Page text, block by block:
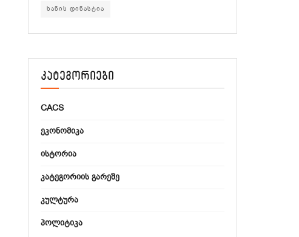
ხანის დინასტია
კატეგორიები
CACS
ᲔᲙᲝᲜᲝᲛᲘᲙᲐ
ᲘᲡᲢᲝᲠᲘᲐ
ᲙᲐᲢᲔᲒᲝᲠᲘᲘᲡ ᲒᲐᲠᲔᲨᲔ
ᲙᲣᲚᲢᲣᲠᲐ
ᲞᲝᲚᲘᲢᲘᲙᲐ